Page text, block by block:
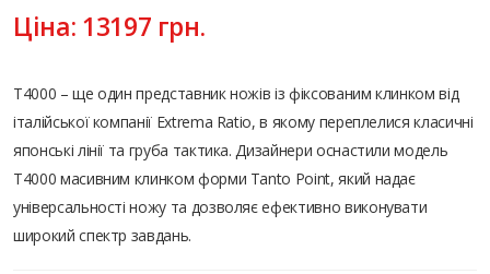
Ціна: 13197 грн.
T4000 – ще один представник ножів із фіксованим клинком від
італійської компанії Extrema Ratio, в якому переплелися класичні
японські лінії та груба тактика. Дизайнери оснастили модель
T4000 масивним клинком форми Tanto Point, який надає
універсальності ножу та дозволяє ефективно виконувати
широкий спектр завдань.